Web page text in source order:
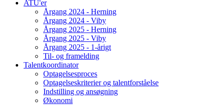
ATU'er
Årgang 2024 - Herning
Årgang 2024 - Viby
Årgang 2025 - Herning
Årgang 2025 - Viby
Årgang 2025 - 1-årigt
Til- og framelding
Talentkoordinator
Optagelsesproces
Optagelseskriterier og talentforståelse
Indstilling og ansøgning
Økonomi